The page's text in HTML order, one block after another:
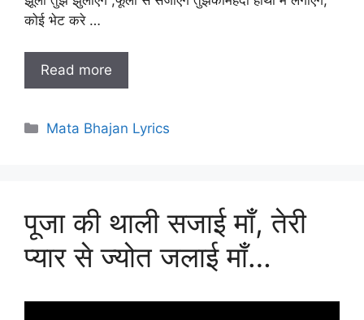
कोई भेट करे …
Read more
Categories
Mata Bhajan Lyrics
पूजा की थाली सजाई माँ, तेरी
प्यार से ज्योत जलाई माँ…